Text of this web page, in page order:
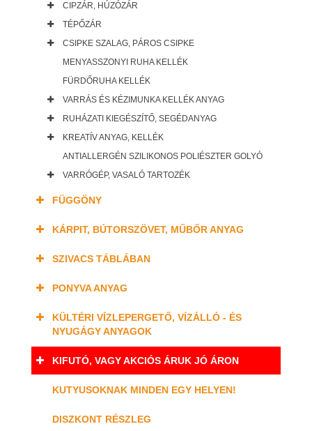
CIPZÁR, HÚZÓZÁR
TÉPŐZÁR
CSIPKE SZALAG, PÁROS CSIPKE
MENYASSZONYI RUHA KELLÉK
FÜRDŐRUHA KELLÉK
VARRÁS ÉS KÉZIMUNKA KELLÉK ANYAG
RUHÁZATI KIEGÉSZÍTŐ, SEGÉDANYAG
KREATÍV ANYAG, KELLÉK
ANTIALLERGÉN SZILIKONOS POLIÉSZTER GOLYÓ
VARRÓGÉP, VASALÓ TARTOZÉK
FÜGGÖNY
KÁRPIT, BÚTORSZÖVET, MŰBŐR ANYAG
SZIVACS TÁBLÁBAN
PONYVA ANYAG
KÜLTÉRI VÍZLEPERGETŐ, VÍZÁLLÓ - ÉS
NYUGÁGY ANYAGOK
KIFUTÓ, VAGY AKCIÓS ÁRUK JÓ ÁRON
KUTYUSOKNAK MINDEN EGY HELYEN!
DISZKONT RÉSZLEG